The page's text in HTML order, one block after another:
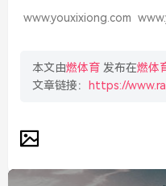
www.youxixiong.com
本文由燃体育 发布在燃体
文章链接：
https://